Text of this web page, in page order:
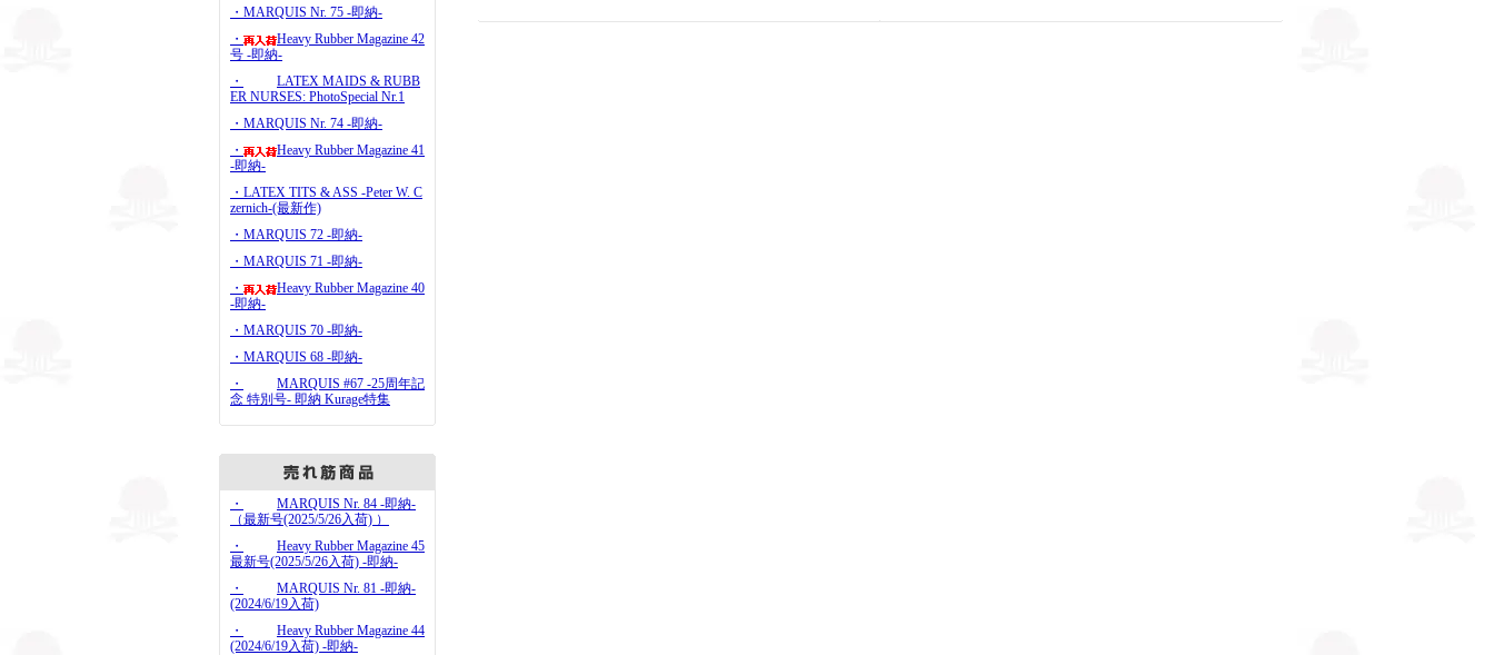
・MARQUIS Nr. 75 -即納-
・
Heavy Rubber Magazine 42
号 -即納-
・
LATEX MAIDS & RUBB
ER NURSES: PhotoSpecial Nr.1
・MARQUIS Nr. 74 -即納-
・
Heavy Rubber Magazine 41
-即納-
・LATEX TITS & ASS -Peter W. C
zernich-(最新作)
・MARQUIS 72 -即納-
・MARQUIS 71 -即納-
・
Heavy Rubber Magazine 40
-即納-
・MARQUIS 70 -即納-
・MARQUIS 68 -即納-
・
MARQUIS #67 -25周年記
念 特別号- 即納 Kurage特集
・
MARQUIS Nr. 84 -即納-
（最新号(2025/5/26入荷) ）
・
Heavy Rubber Magazine 45
最新号(2025/5/26入荷) -即納-
・
MARQUIS Nr. 81 -即納-
(2024/6/19入荷)
・
Heavy Rubber Magazine 44
(2024/6/19入荷) -即納-